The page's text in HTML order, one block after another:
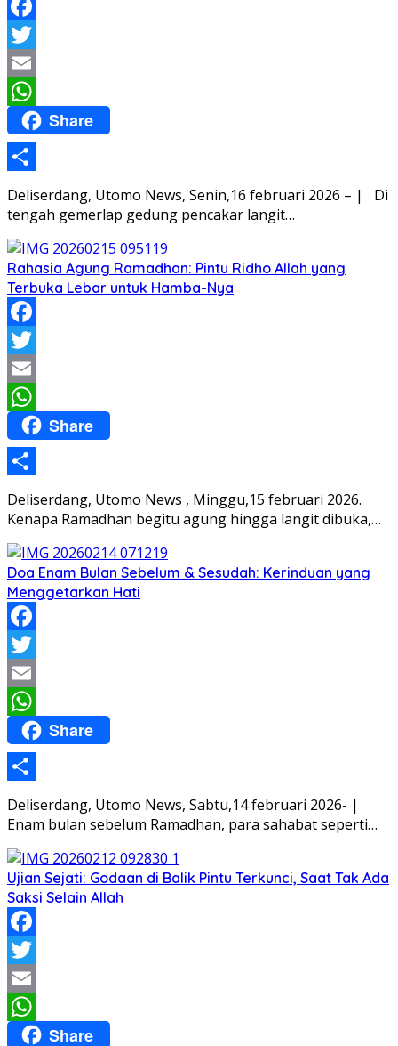
Facebook
Twitter
Email
WhatsApp
Share
Share
Deliserdang, Utomo News, Senin,16 februari 2026 – | Di
tengah gemerlap gedung pencakar langit…
Rahasia Agung Ramadhan: Pintu Ridho Allah yang
Terbuka Lebar untuk Hamba-Nya
Facebook
Twitter
Email
WhatsApp
Share
Share
Deliserdang, Utomo News , Minggu,15 februari 2026.
Kenapa Ramadhan begitu agung hingga langit dibuka,…
Doa Enam Bulan Sebelum & Sesudah: Kerinduan yang
Menggetarkan Hati
Facebook
Twitter
Email
WhatsApp
Share
Share
Deliserdang, Utomo News, Sabtu,14 februari 2026- |
Enam bulan sebelum Ramadhan, para sahabat seperti…
Ujian Sejati: Godaan di Balik Pintu Terkunci, Saat Tak Ada
Saksi Selain Allah
Facebook
Twitter
Email
WhatsApp
Share